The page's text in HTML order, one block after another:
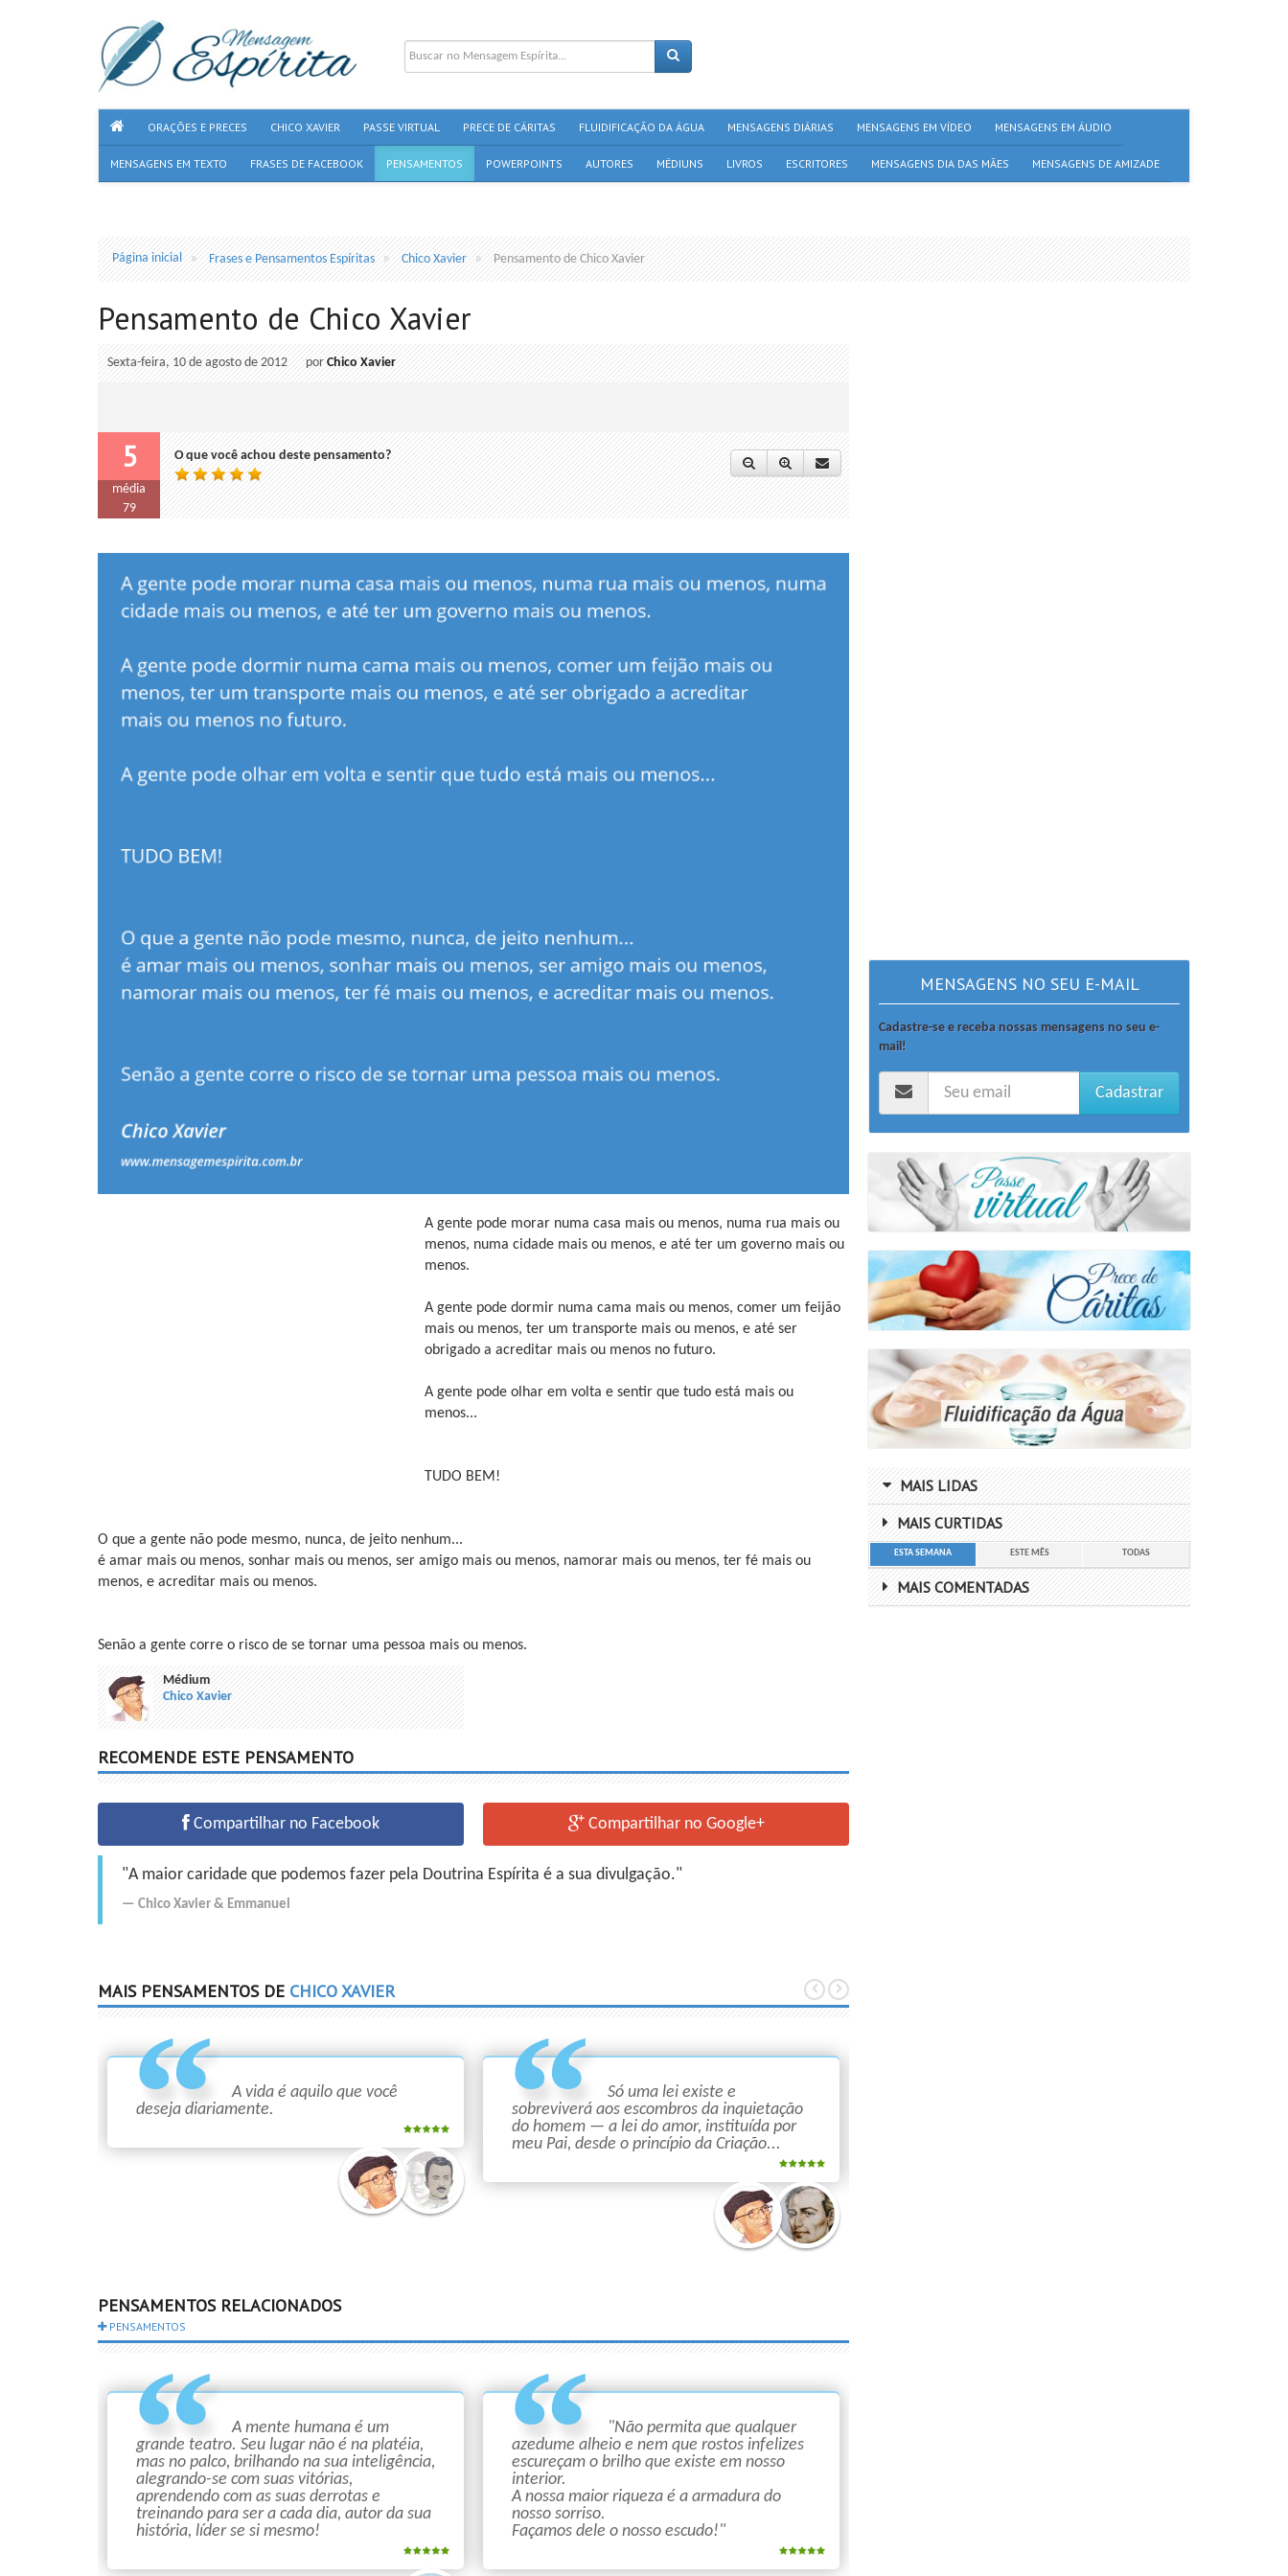
ORAÇÕES E PRECES CHICO XAVIER PASSE VIRTUAL PRECE DE CÁRITAS FLUIDIFICAÇÃO DA ÁGUA MENSAGENS DIÁRIAS MENSAGENS EM VÍDEO MENSAGENS EM ÁUDIO
MENSAGENS EM TEXTO FRASES DE FACEBOOK PENSAMENTOS POWERPOINTS AUTORES MÉDIUNS LIVROS ESCRITORES MENSAGENS DIA DAS MÃES MENSAGENS DE AMIZADE
Página inicial Frases e Pensamentos Espíritas Chico Xavier Pensamento de Chico Xavier
Pensamento de Chico Xavier
Sexta-feira, 10 de agosto de 2012 porChico Xavier
5
média
79
O que você achou deste pensamento?
A gente pode morar numa casa mais ou menos, numa rua mais ou
menos, numa cidade mais ou menos, e até ter um governo mais ou
menos.
A gente pode dormir numa cama mais ou menos, comer um feijão
mais ou menos, ter um transporte mais ou menos, e até ser
obrigado a acreditar mais ou menos no futuro.
A gente pode olhar em volta e sentir que tudo está mais ou
menos...
TUDO BEM!
O que a gente não pode mesmo, nunca, de jeito nenhum...
é amar mais ou menos, sonhar mais ou menos, ser amigo mais ou menos, namorar mais ou menos, ter fé mais ou
menos, e acreditar mais ou menos.
Senão a gente corre o risco de se tornar uma pessoa mais ou menos.
Médium
Chico Xavier
RECOMENDE ESTE PENSAMENTO
Compartilhar no Facebook Compartilhar no Google+
"A maior caridade que podemos fazer pela Doutrina Espírita é a sua divulgação."
Chico Xavier & Emmanuel
MAIS PENSAMENTOS DE CHICO XAVIER
A vida é aquilo que você
deseja diariamente.
Só uma lei existe e
sobreviverá aos escombros da inquietação
do homem — a lei do amor, instituída por
meu Pai, desde o princípio da Criação...
PENSAMENTOS RELACIONADOS
PENSAMENTOS
A mente humana é um
grande teatro. Seu lugar não é na platéia,
mas no palco, brilhando na sua inteligência,
alegrando-se com suas vitórias,
aprendendo com as suas derrotas e
treinando para ser a cada dia, autor da sua
história, líder se si mesmo!
"Não permita que qualquer
azedume alheio e nem que rostos infelizes
escureçam o brilho que existe em nosso
interior.
A nossa maior riqueza é a armadura do
nosso sorriso.
Façamos dele o nosso escudo!"
MENSAGENS NO SEU E-MAIL
Cadastre-se e receba nossas mensagens no seu e-
mail!
Cadastrar
MAIS LIDAS
MAIS CURTIDAS
ESTA SEMANA ESTE MÊS TODAS
MAIS COMENTADAS